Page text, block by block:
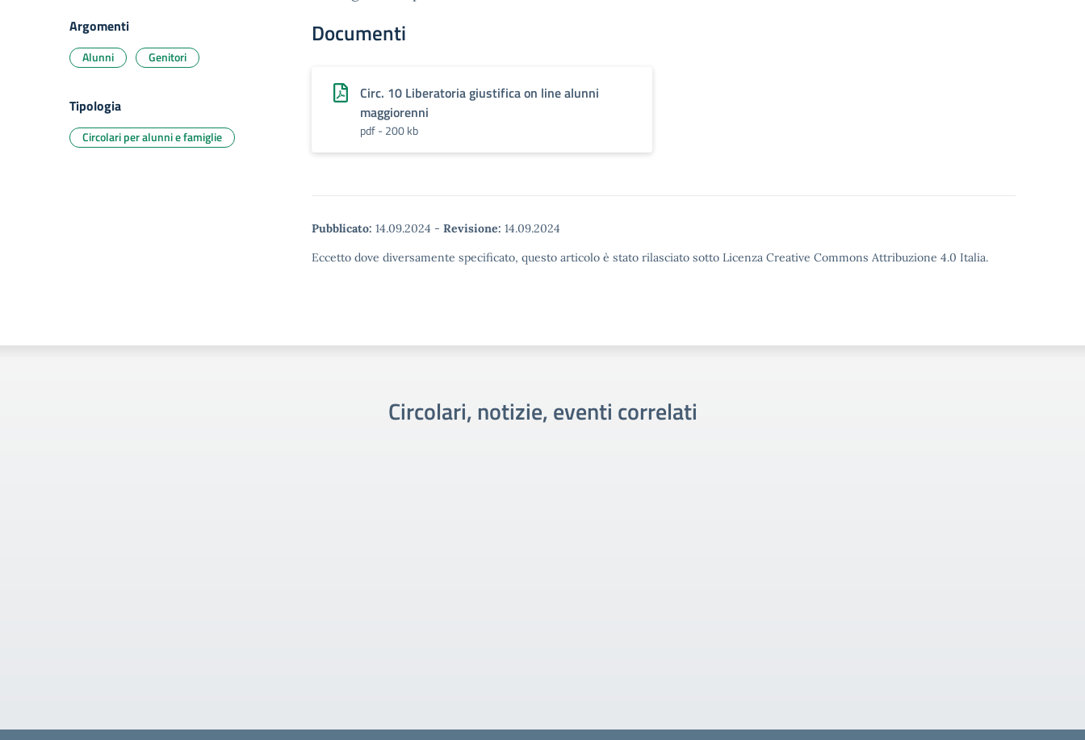
Documenti
Circ. 10 Liberatoria giustifica on line alunni
maggiorenni
pdf - 200 kb
Pubblicato: 14.09.2024 - Revisione: 14.09.2024
Eccetto dove diversamente specificato, questo articolo è stato rilasciato sotto Licenza Creative Commons Attribuzione 4.0 Italia.
Argomenti
Alunni Genitori
Tipologia
Circolari per alunni e famiglie
Circolari, notizie, eventi correlati